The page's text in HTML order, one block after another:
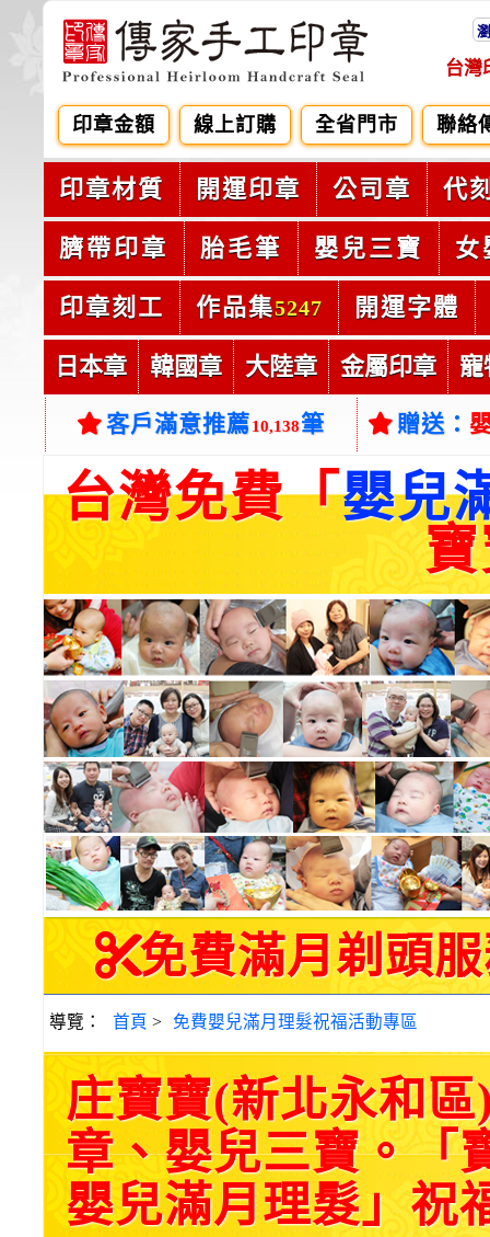
台灣
印章金額 線上訂購 全省門市 聯絡
印章材質 開運印章 公司章 代
臍帶印章 胎毛筆 嬰兒三寶 女
印章刻工 作品集5247 開運字體
日本章 韓國章 大陸章 金屬印章 寵
客戶滿意推薦10,138筆 贈送：
台灣免費「嬰兒
免費滿月剃頭服
導覽： 首頁 > 免費嬰兒滿月理髮祝福活動專區
庄寶寶(新北永和
章、嬰兒三寶。「
嬰兒滿月理髮」祝